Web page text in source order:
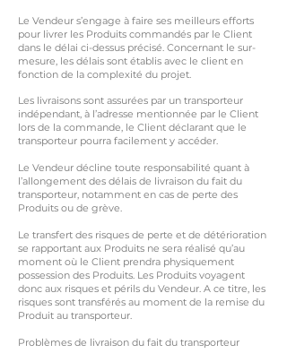
Le Vendeur s’engage à faire ses meilleurs efforts
pour livrer les Produits commandés par le Client
dans le délai ci-dessus précisé. Concernant le sur-
mesure, les délais sont établis avec le client en
fonction de la complexité du projet.
Les livraisons sont assurées par un transporteur
indépendant, à l’adresse mentionnée par le Client
lors de la commande, le Client déclarant que le
transporteur pourra facilement y accéder.
Le Vendeur décline toute responsabilité quant à
l’allongement des délais de livraison du fait du
transporteur, notamment en cas de perte des
Produits ou de grève.
Le transfert des risques de perte et de détérioration
se rapportant aux Produits ne sera réalisé qu’au
moment où le Client prendra physiquement
possession des Produits. Les Produits voyagent
donc aux risques et périls du Vendeur. A ce titre, les
risques sont transférés au moment de la remise du
Produit au transporteur.
Problèmes de livraison du fait du transporteur